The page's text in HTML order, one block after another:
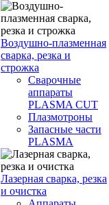
Воздушно-плазменная
сварка, резка и
строжка
Сварочные
аппараты
PLASMA CUT
Плазмотроны
Запасные части
PLASMA
Лазерная сварка, резка
и очистка